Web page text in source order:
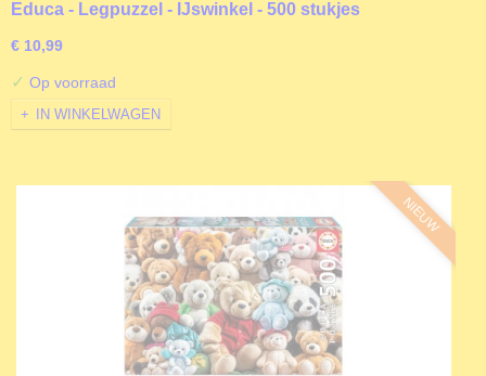
Educa - Legpuzzel - IJswinkel - 500 stukjes
€ 10,99
✓ Op voorraad
IN WINKELWAGEN
NIEUW